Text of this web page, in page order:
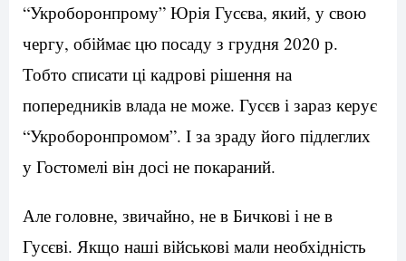
“Укроборонпрому” Юрія Гусєва, який, у свою
чергу, обіймає цю посаду з грудня 2020 р.
Тобто списати ці кадрові рішення на
попередників влада не може. Гусєв і зараз керує
“Укроборонпромом”. І за зраду його підлеглих
у Гостомелі він досі не покараний.
Але головне, звичайно, не в Бичкові і не в
Гусєві. Якщо наші військові мали необхідність